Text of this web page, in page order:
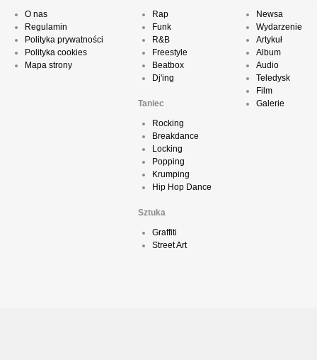
O nas
Regulamin
Polityka prywatności
Polityka cookies
Mapa strony
Rap
Funk
R&B
Freestyle
Beatbox
Dj'ing
Taniec
Rocking
Breakdance
Locking
Popping
Krumping
Hip Hop Dance
Sztuka
Graffiti
Street Art
Newsa
Wydarzenie
Artykuł
Album
Audio
Teledysk
Film
Galerie